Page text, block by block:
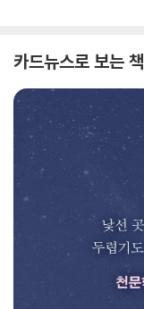
카드뉴스로 보는 책